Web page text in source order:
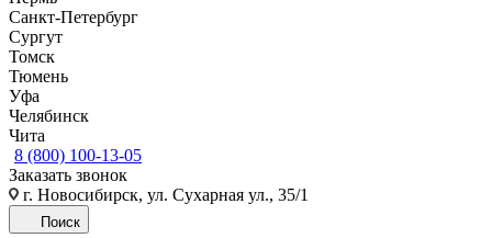
Санкт-Петербург
Сургут
Томск
Тюмень
Уфа
Челябинск
Чита
8 (800) 100-13-05
Заказать звонок
г. Новосибирск, ул. Сухарная ул., 35/1
Поиск